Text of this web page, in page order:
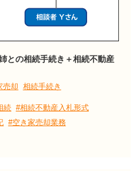
との相続手続き＋相続不動産
売却 相続手続き
続 #相続不動産入札形式
#空き家売却業務